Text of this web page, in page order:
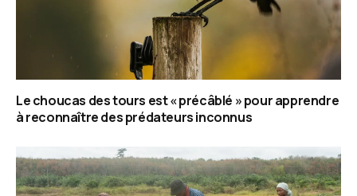
Le choucas des tours est « précâblé » pour apprendre
à reconnaître des prédateurs inconnus